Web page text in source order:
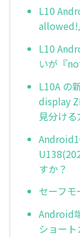
L10
allowed!
L10
いが『
L10A の
display
見分け
すか？
セーフモ
Android
ショー